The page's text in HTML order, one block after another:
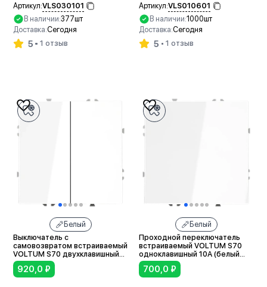
Артикул:VLS030101
В наличии:377шт
Доставка:Сегодня
5 1 отзыв
Артикул:VLS010601
В наличии:1000шт
Доставка:Сегодня
5 1 отзыв
Белый
Выключатель с
самовозвратом встраиваемый
VOLTUM S70 двухклавишный
10А (белый глянцевый)
920,0 ₽
Белый
Проходной переключатель
встраиваемый VOLTUM S70
одноклавишный 10А (белый
глянцевый)
700,0 ₽